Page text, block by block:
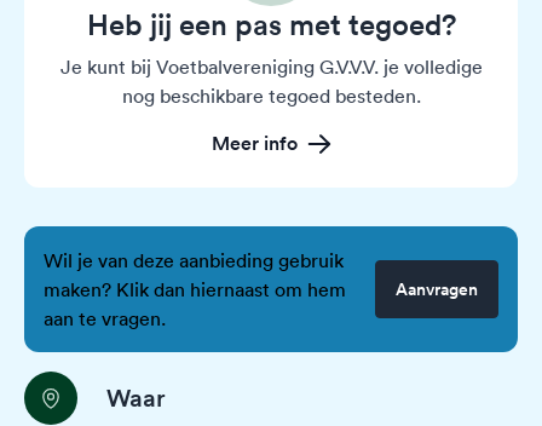
Heb jij een pas met tegoed?
Je kunt bij Voetbalvereniging G.V.V.V. je volledige
nog beschikbare tegoed besteden.
Meer info
Wil je van deze aanbieding gebruik
maken? Klik dan hiernaast om hem
aan te vragen.
Aanvragen
Waar